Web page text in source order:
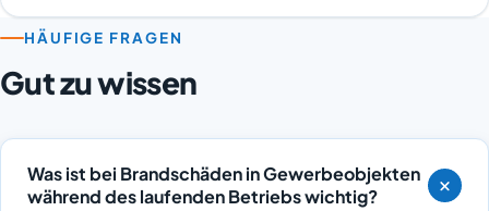
HÄUFIGE FRAGEN
Gut zu wissen
Was ist bei Brandschäden in Gewerbeobjekten
während des laufenden Betriebs wichtig?